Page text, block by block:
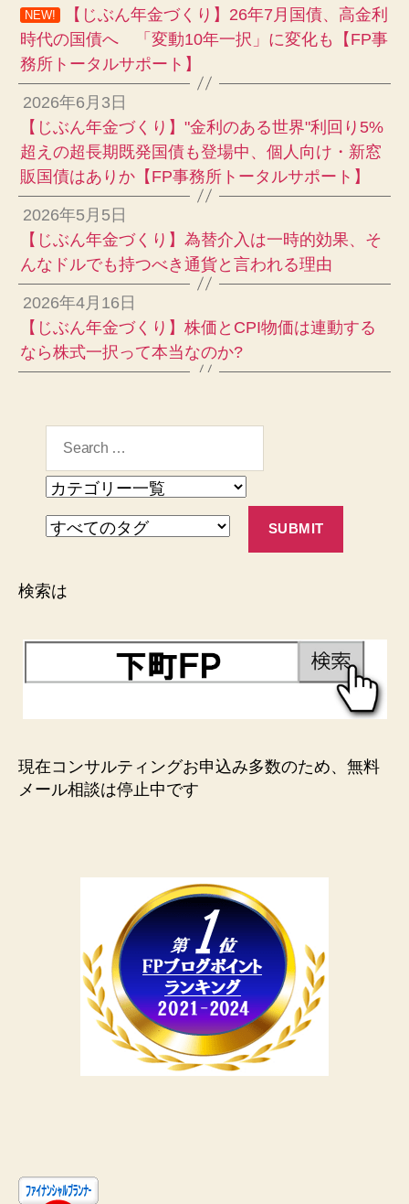
NEW!
【じぶん年金づくり】26年7月国債、高金利
時代の国債へ 「変動10年一択」に変化も【FP事
務所トータルサポート】
2026年6月3日
【じぶん年金づくり】"金利のある世界"利回り5%
超えの超長期既発国債も登場中、個人向け・新窓
販国債はありか【FP事務所トータルサポート】
2026年5月5日
【じぶん年金づくり】為替介入は一時的効果、そ
んなドルでも持つべき通貨と言われる理由
2026年4月16日
【じぶん年金づくり】株価とCPI物価は連動する
なら株式一択って本当なのか?
検索は
現在コンサルティングお申込み多数のため、無料
メール相談は停止中です